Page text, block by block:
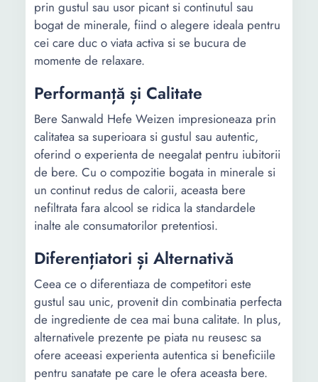
prin gustul sau usor picant si continutul sau
bogat de minerale, fiind o alegere ideala pentru
cei care duc o viata activa si se bucura de
momente de relaxare.
Performanță și Calitate
Bere Sanwald Hefe Weizen impresioneaza prin
calitatea sa superioara si gustul sau autentic,
oferind o experienta de neegalat pentru iubitorii
de bere. Cu o compozitie bogata in minerale si
un continut redus de calorii, aceasta bere
nefiltrata fara alcool se ridica la standardele
inalte ale consumatorilor pretentiosi.
Diferențiatori și Alternativă
Ceea ce o diferentiaza de competitori este
gustul sau unic, provenit din combinatia perfecta
de ingrediente de cea mai buna calitate. In plus,
alternativele prezente pe piata nu reusesc sa
ofere aceeasi experienta autentica si beneficiile
pentru sanatate pe care le ofera aceasta bere.